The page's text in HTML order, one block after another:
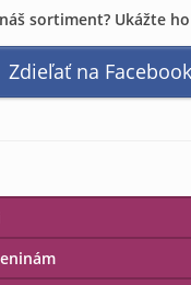
sortiment? Ukážte
Zdieľať na